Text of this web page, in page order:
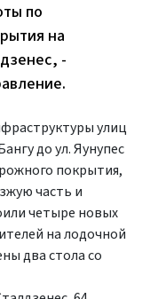
по
на
-
улиц
до ул. Яунупес
покрытия,
часть и
четыре новых
на лодочной
два стола со